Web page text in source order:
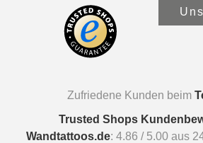
Zufriedene Kunden beim
Trusted Shops
Wandtattoos.de: 4.86 / 5.00 aus